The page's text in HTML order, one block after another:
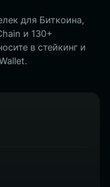
для Биткоина,
и 130+
в стейкинг и